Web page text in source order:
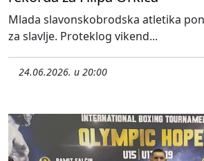
Mlada slavonskobrodska atletika
za slavlje. Proteklog vikend...
24.06.2026. u 20:00